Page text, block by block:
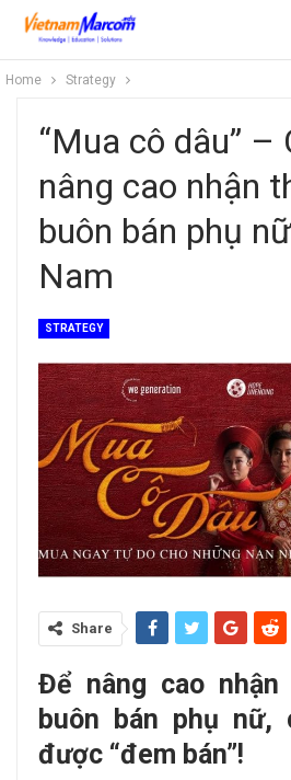
Home Strategy
“Mua cô dâu” –
nâng cao nhận
buôn bán phụ
Nam
STRATEGY
Share
Để nâng cao
buôn bán phụ nữ,
được “đem bán”!